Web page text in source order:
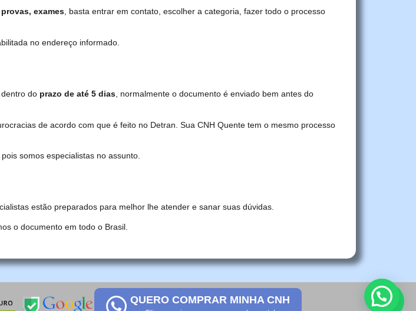
exames, basta entrar em contato, escolher a categoria, fazer todo o processo
no endereço informado.
do prazo de até 5 dias, normalmente o documento é enviado bem antes do
de acordo com que é feito no Detran. Sua CNH Quente tem o mesmo processo
somos especialistas no assunto.
estão preparados para melhor lhe atender e sanar suas dúvidas.
o documento em todo o Brasil.
QUERO COMPRAR MINHA CNH